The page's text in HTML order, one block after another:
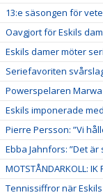
13:e säsongen för
Oavgjort för Eskils
Eskils damer möter
Seriefavoriten
Powerspelaren Marwa
Eskils imponerade
Pierre Persson: ”Vi
Ebba Jahnfors: ”Det
MOTSTÅNDARKOLL:
Tennissiffror när